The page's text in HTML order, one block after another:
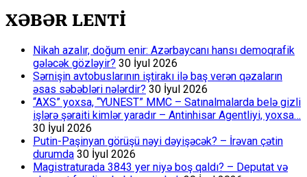
XƏBƏR LENTİ
Nikah azalır, doğum enir: Azərbaycanı hansı demoqrafik
gələcək gözləyir? 30 İyul 2026
Sərnişin avtobuslarının iştirakı ilə baş verən qəzaların
əsas səbəbləri nələrdir? 30 İyul 2026
“AXS” yoxsa, “YUNEST” MMC – Satınalmalarda belə gizli
işlərə şəraiti kimlər yaradır – Antinhisar Agentliyi, yoxsa…
30 İyul 2026
Putin-Paşinyan görüşü nəyi dəyişəcək? – İrəvan çətin
durumda 30 İyul 2026
Magistraturada 3843 yer niyə boş qaldı? – Deputat və